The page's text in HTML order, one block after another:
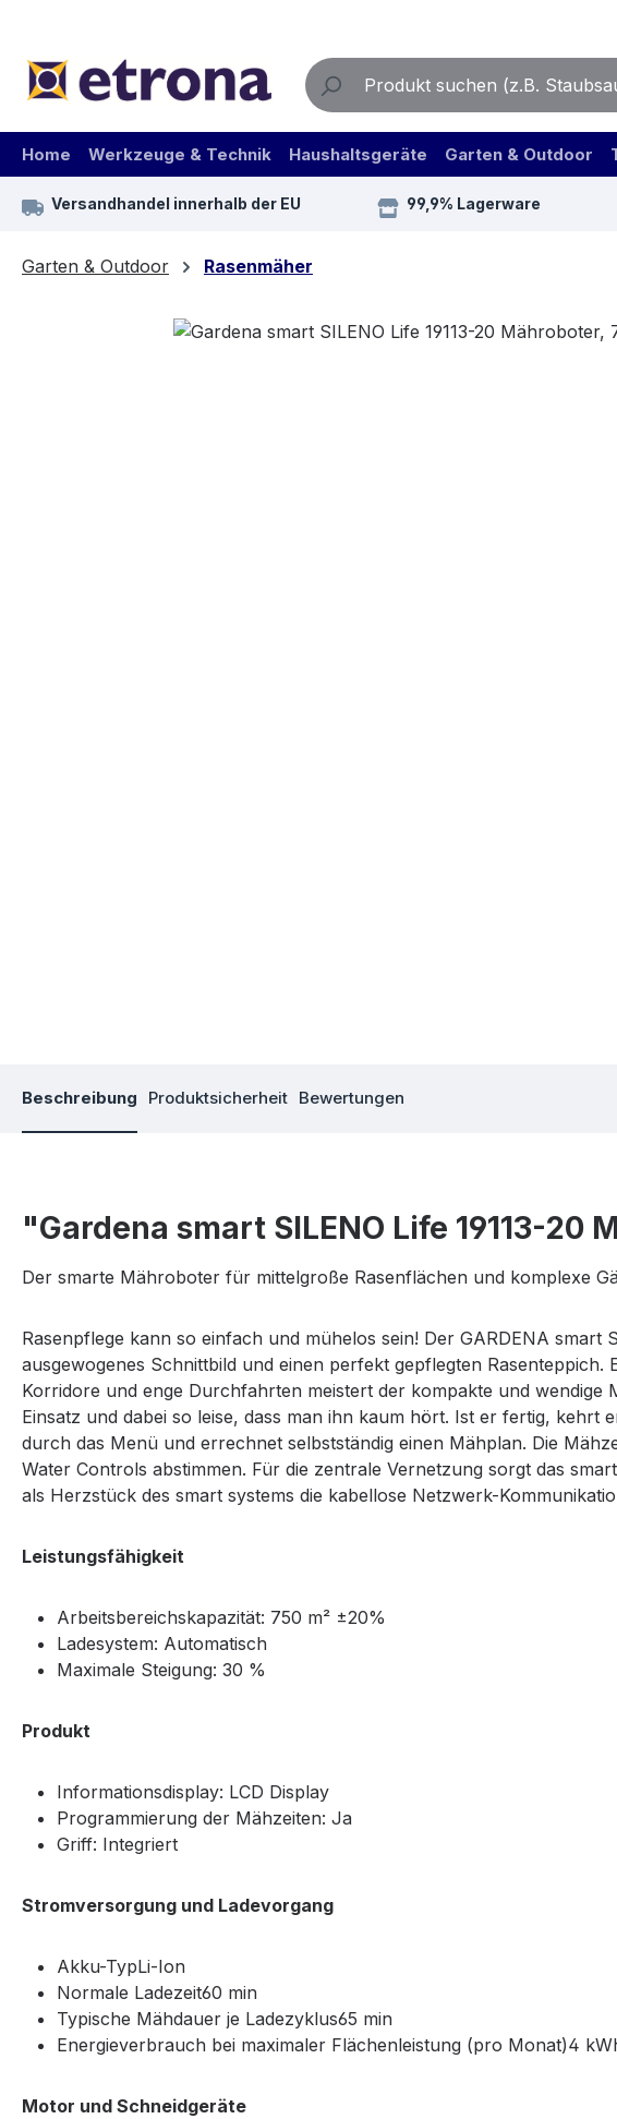
Home Werkzeuge & Technik Haushaltsgeräte Garten & Outdoor
Versandhandel innerhalb der EU 99,9% Lagerware
Garten & Outdoor Rasenmäher
Bildergalerie überspringen
Beschreibung Produktsicherheit Bewertungen
"Gardena smart SILENO Life 19113-20
Der smarte Mähroboter für mittelgroße Rasenflächen und komplexe
Rasenpflege kann so einfach und mühelos sein! Der GARDENA
ausgewogenes Schnittbild und einen perfekt gepflegten
Korridore und enge Durchfahrten meistert der kompakte und
Einsatz und dabei so leise, dass man ihn kaum hört. Ist er fertig,
durch das Menü und errechnet selbstständig einen Mähplan. Die
Water Controls abstimmen. Für die zentrale Vernetzung sorgt das
als Herzstück des smart systems die kabellose Netzwerk-
Leistungsfähigkeit
Arbeitsbereichskapazität: 750 m² ±20%
Ladesystem: Automatisch
Maximale Steigung: 30 %
Produkt
Informationsdisplay: LCD Display
Programmierung der Mähzeiten: Ja
Griff: Integriert
Stromversorgung und Ladevorgang
Akku-TypLi-Ion
Normale Ladezeit60 min
Typische Mähdauer je Ladezyklus65 min
Energieverbrauch bei maximaler Flächenleistung (pro Monat)4
Motor und Schneidgeräte